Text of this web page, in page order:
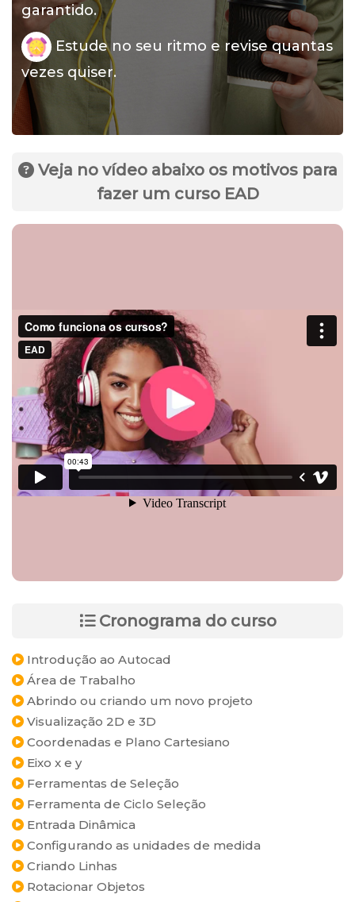
garantido.
Estude no seu ritmo e revise quantas
vezes quiser.
Veja no vídeo abaixo os motivos para
fazer um curso EAD
Cronograma do curso
Introdução ao Autocad
Área de Trabalho
Abrindo ou criando um novo projeto
Visualização 2D e 3D
Coordenadas e Plano Cartesiano
Eixo x e y
Ferramentas de Seleção
Ferramenta de Ciclo Seleção
Entrada Dinâmica
Configurando as unidades de medida
Criando Linhas
Rotacionar Objetos